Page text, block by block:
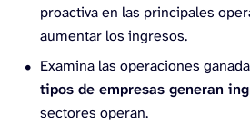
proactiva en las principales
aumentar los ingresos.
Examina las operaciones
tipos de empresas generan
sectores operan.